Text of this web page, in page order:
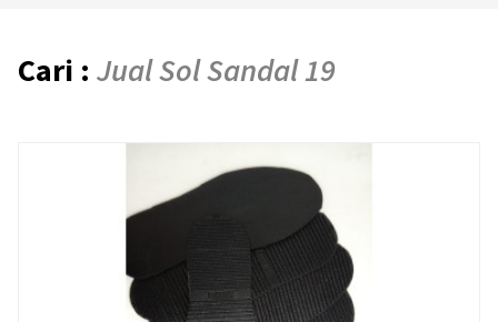
Cari : Jual Sol Sandal 19